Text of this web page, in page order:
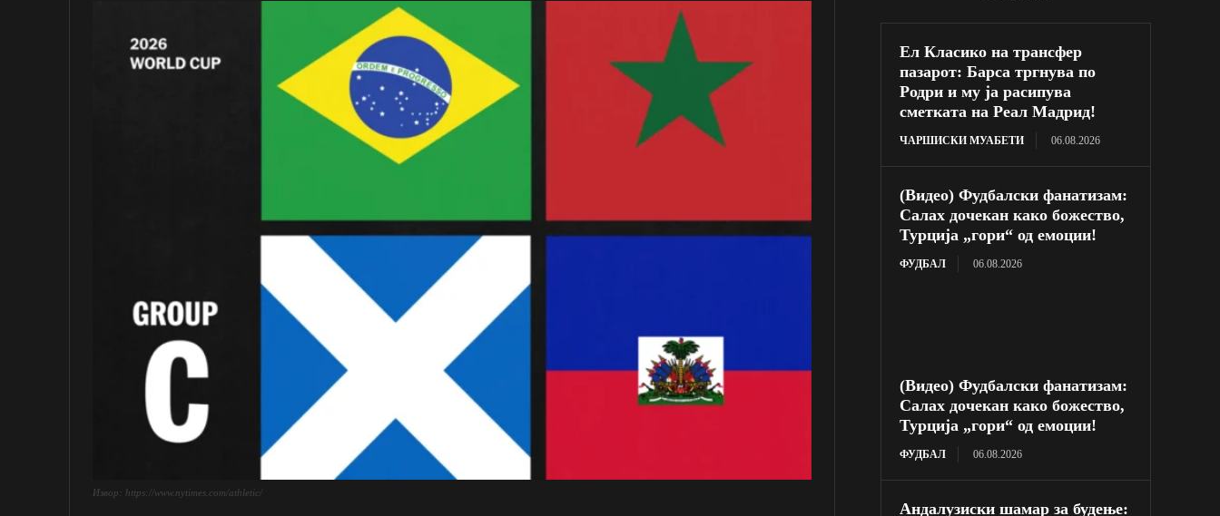
Извор: https://www.nytimes.com/athletic/
Ел Класико на трансфер
пазарот: Барса тргнува по
Родри и му ја расипува
сметката на Реал Мадрид!
ЧАРШИСКИ МУАБЕТИ 06.08.2026
(Видео) Фудбалски фанатизам:
Салах дочекан како божество,
Турција „гори“ од емоции!
ФУДБАЛ 06.08.2026
(Видео) Фудбалски фанатизам:
Салах дочекан како божество,
Турција „гори“ од емоции!
ФУДБАЛ 06.08.2026
Андалузиски шамар за будење: